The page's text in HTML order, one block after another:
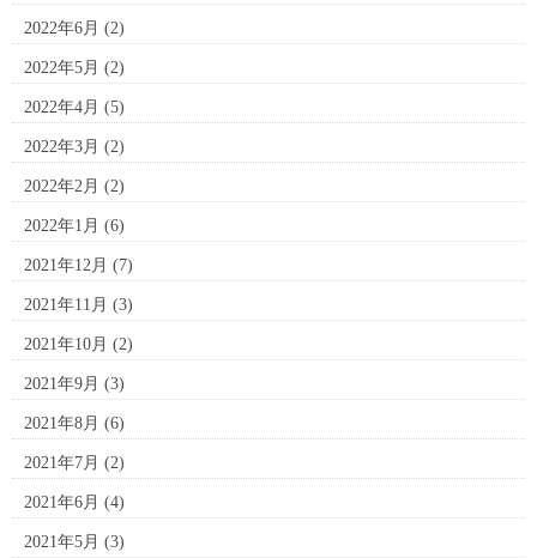
2022年6月 (2)
2022年5月 (2)
2022年4月 (5)
2022年3月 (2)
2022年2月 (2)
2022年1月 (6)
2021年12月 (7)
2021年11月 (3)
2021年10月 (2)
2021年9月 (3)
2021年8月 (6)
2021年7月 (2)
2021年6月 (4)
2021年5月 (3)